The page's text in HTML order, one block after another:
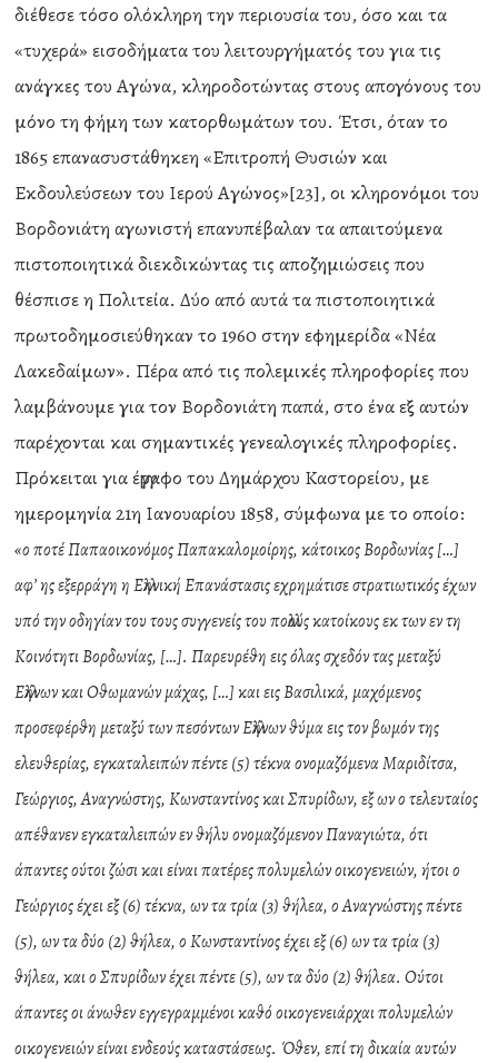
διέθεσε τόσο ολόκληρη την περιουσία του, όσο και τα
«τυχερά» εισοδήματα του λειτουργήματός του για τις
ανάγκες του Αγώνα, κληροδοτώντας στους απογόνους του
μόνο τη φήμη των κατορθωμάτων του. Έτσι, όταν το
1865 επανασυστάθηκεη «Επιτροπή Θυσιών και
Εκδουλεύσεων του Ιερού Αγώνος»[23], οι κληρονόμοι του
Βορδονιάτη αγωνιστή επανυπέβαλαν τα απαιτούμενα
πιστοποιητικά διεκδικώντας τις αποζημιώσεις που
θέσπισε η Πολιτεία. Δύο από αυτά τα πιστοποιητικά
πρωτοδημοσιεύθηκαν το 1960 στην εφημερίδα «Νέα
Λακεδαίμων». Πέρα από τις πολεμικές πληροφορίες που
λαμβάνουμε για τον Βορδονιάτη παπά, στο ένα εξ αυτών
παρέχονται και σημαντικές γενεαλογικές πληροφορίες.
Πρόκειται για έγγραφο του Δημάρχου Καστορείου, με
ημερομηνία 21η Ιανουαρίου 1858, σύμφωνα με το οποίο:
«ο ποτέ Παπαοικονόμος Παπακαλομοίρης, κάτοικος Βορδωνίας […]
αφ’ ης εξερράγη η Ελληνική Επανάστασις εχρημάτισε στρατιωτικός έχων
υπό την οδηγίαν του τους συγγενείς του πολλούς κατοίκους εκ των εν τη
Κοινότητι Βορδωνίας, […]. Παρευρέθη εις όλας σχεδόν τας μεταξύ
Ελλήνων και Οθωμανών μάχας, […] και εις Βασιλικά, μαχόμενος
προσεφέρθη μεταξύ των πεσόντων Ελλήνων θύμα εις τον βωμόν της
ελευθερίας, εγκαταλειπών πέντε (5) τέκνα ονομαζόμενα Μαριδίτσα,
Γεώργιος, Αναγνώστης, Κωνσταντίνος και Σπυρίδων, εξ ων ο τελευταίος
απέθανεν εγκαταλειπών εν θήλυ ονομαζόμενον Παναγιώτα, ότι
άπαντες ούτοι ζώσι και είναι πατέρες πολυμελών οικογενειών, ήτοι ο
Γεώργιος έχει εξ (6) τέκνα, ων τα τρία (3) θήλεα, ο Αναγνώστης πέντε
(5), ων τα δύο (2) θήλεα, ο Κωνσταντίνος έχει εξ (6) ων τα τρία (3)
θήλεα, και ο Σπυρίδων έχει πέντε (5), ων τα δύο (2) θήλεα. Ούτοι
άπαντες οι άνωθεν εγγεγραμμένοι καθό οικογενειάρχαι πολυμελών
οικογενειών είναι ενδεούς καταστάσεως. Όθεν, επί τη δικαία αυτών